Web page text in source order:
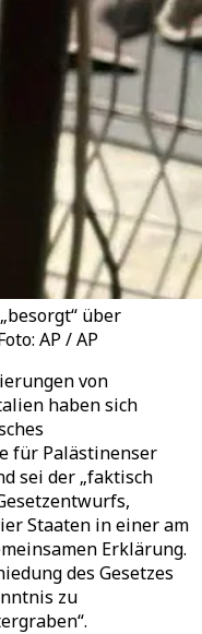
über
AP / AP
von
haben sich
für Palästinenser
sei der „faktisch
Staaten in einer am
Erklärung.
des Gesetzes
zu